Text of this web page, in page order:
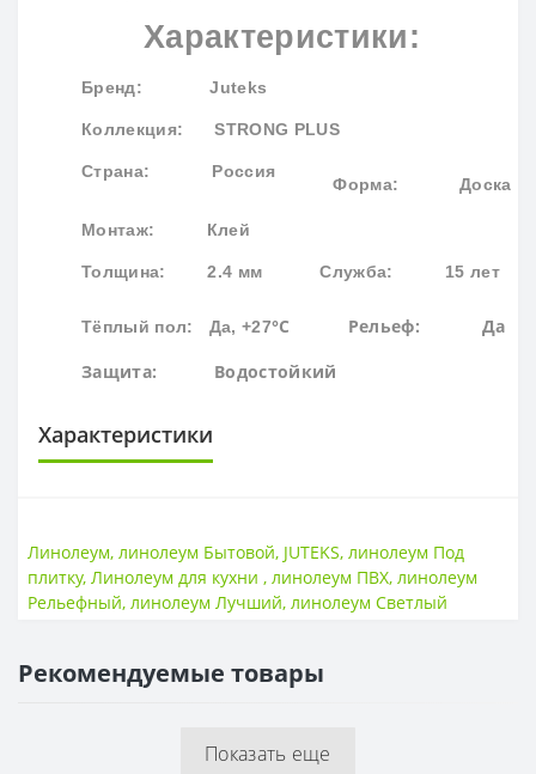
Характеристики:
Бренд: Juteks
Коллекция: STRONG PLUS
Страна: Россия
Форма: Доска
Монтаж: Клей
Толщина: 2.4 мм Служба: 15 лет
Тёплый пол: Да, +27°С
Рельеф: Да
Защита: Водостойкий
Характеристики
Основа Вспененная
ПОВЕРХНОСТЬ
ТОЛЩИНА
ТОЛЩИНА ЗАЩИТНОГО СЛОЯ
Линолеум, линолеум Бытовой, JUTEKS, линолеум Под
плитку, Линолеум для кухни , линолеум ПВХ, линолеум
Рельефный, линолеум Лучший, линолеум Светлый
Рекомендуемые товары
Показать еще